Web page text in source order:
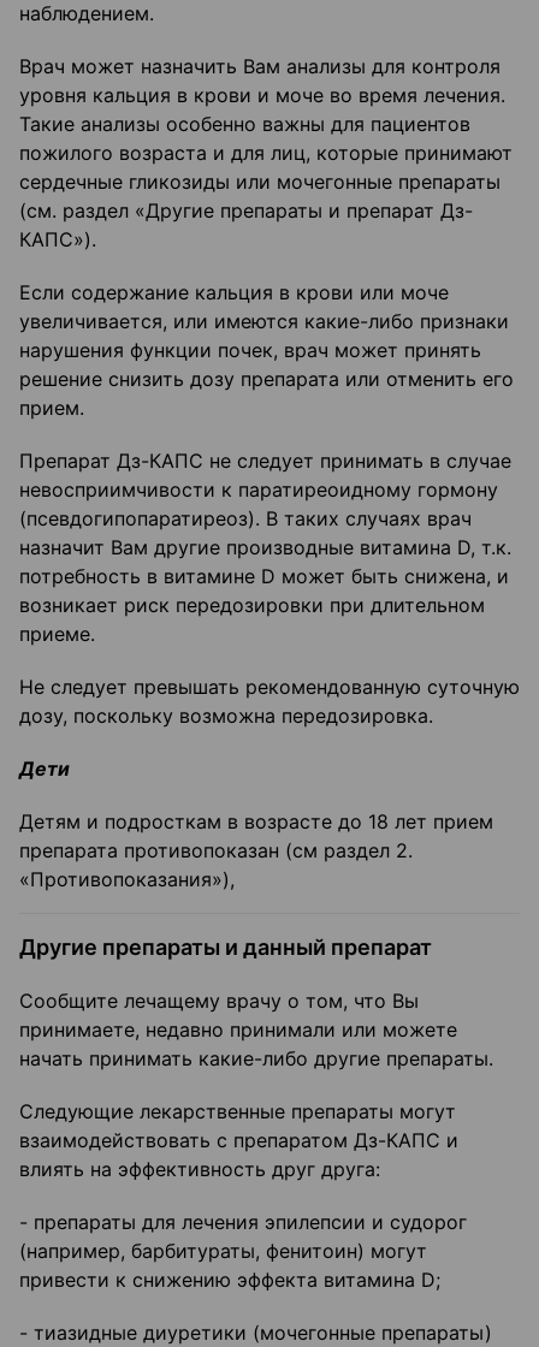
наблюдением.
Врач может назначить Вам анализы для контроля
уровня кальция в крови и моче во время лечения.
Такие анализы особенно важны для пациентов
пожилого возраста и для лиц, которые принимают
сердечные гликозиды или мочегонные препараты
(см. раздел «Другие препараты и препарат Дз-
КАПС»).
Если содержание кальция в крови или моче
увеличивается, или имеются какие-либо признаки
нарушения функции почек, врач может принять
решение снизить дозу препарата или отменить его
прием.
Препарат Дз-КАПС не следует принимать в случае
невосприимчивости к паратиреоидному гормону
(псевдогипопаратиреоз). В таких случаях врач
назначит Вам другие производные витамина D, т.к.
потребность в витамине D может быть снижена, и
возникает риск передозировки при длительном
приеме.
Не следует превышать рекомендованную суточную
дозу, поскольку возможна передозировка.
Дети
Детям и подросткам в возрасте до 18 лет прием
препарата противопоказан (см раздел 2.
«Противопоказания»),
Другие препараты и данный препарат
Сообщите лечащему врачу о том, что Вы
принимаете, недавно принимали или можете
начать принимать какие-либо другие препараты.
Следующие лекарственные препараты могут
взаимодействовать с препаратом Дз-КАПС и
влиять на эффективность друг друга:
- препараты для лечения эпилепсии и судорог
(например, барбитураты, фенитоин) могут
привести к снижению эффекта витамина D;
- тиазидные диуретики (мочегонные препараты)